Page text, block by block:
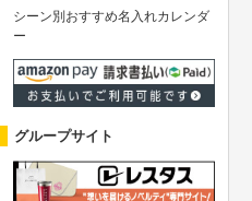
シーン別おすすめ名入れカレンダ
ー
グループサイト